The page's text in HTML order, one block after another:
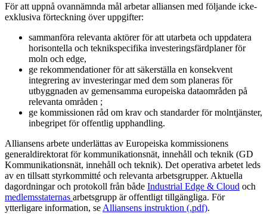
För att uppnå ovannämnda mål arbetar alliansen med följande icke-
exklusiva förteckning över uppgifter:
sammanföra relevanta aktörer för att utarbeta och uppdatera
horisontella och teknikspecifika investeringsfärdplaner för
moln och edge,
ge rekommendationer för att säkerställa en konsekvent
integrering av investeringar med dem som planeras för
utbyggnaden av gemensamma europeiska dataområden på
relevanta områden ;
ge kommissionen råd om krav och standarder för molntjänster,
inbegripet för offentlig upphandling.
Alliansens arbete underlättas av Europeiska kommissionens
generaldirektorat för kommunikationsnät, innehåll och teknik (GD
Kommunikationsnät, innehåll och teknik). Det operativa arbetet leds
av en tillsatt styrkommitté och relevanta arbetsgrupper. Aktuella
dagordningar och protokoll från både Industrial Edge & Cloud och
medlemsstaternas arbetsgrupp är offentligt tillgängliga. För
ytterligare information, se Alliansens instruktion (.pdf).